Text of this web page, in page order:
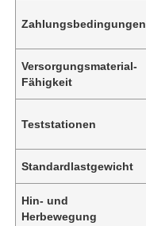
Zahlungsbedingungen
Versorgungsmaterial-
Fähigkeit
Teststationen
Standardlastgewicht
Hin- und
Herbewegung